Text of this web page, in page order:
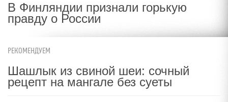
В Финляндии признали горькую
правду о России
РЕКОМЕНДУЕМ
Шашлык из свиной шеи: сочный
рецепт на мангале без суеты